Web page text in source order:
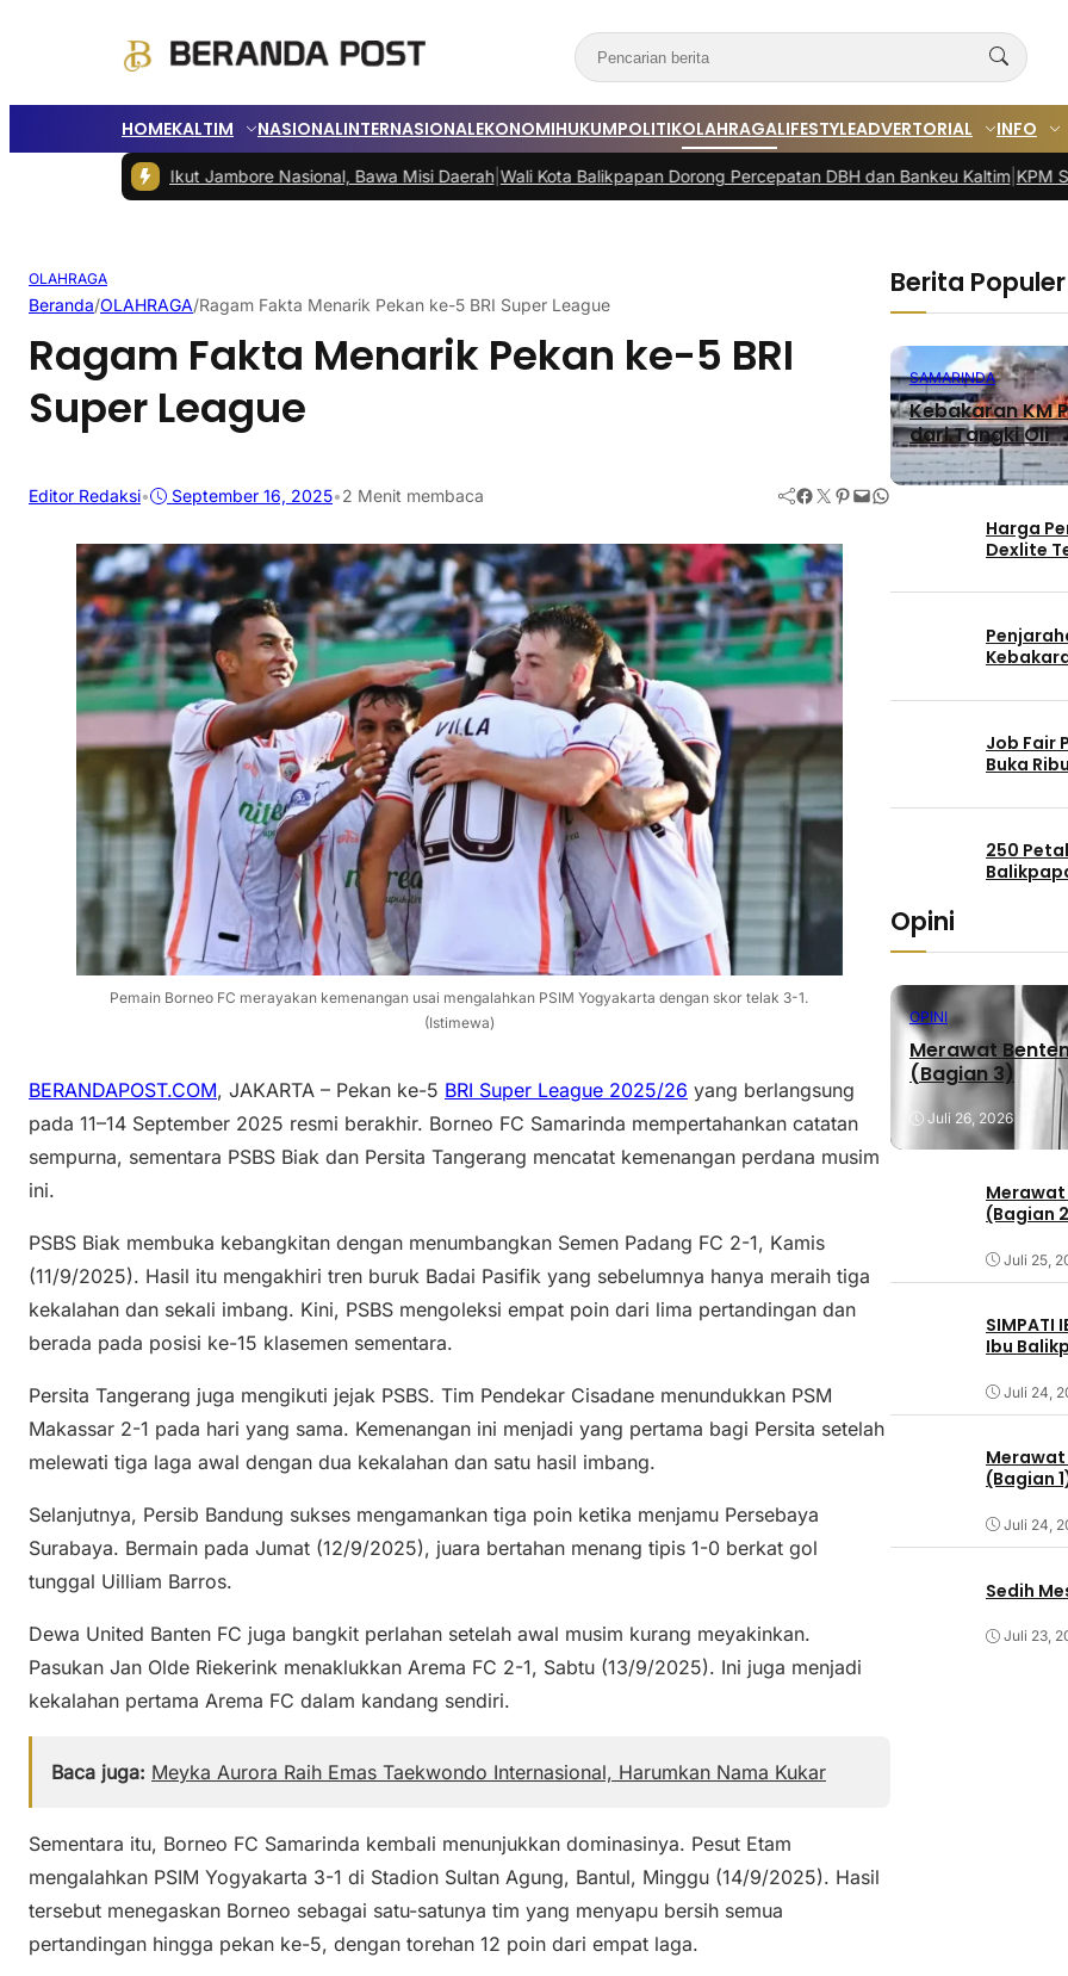
HOMEKALTIM NASIONALINTERNASIONALEKONOMIHUKUMPOLITIKOLAHRAGALIFESTYLEADVERTORIAL INFO
PPU Ikut Jambore Nasional, Bawa Misi Daerah|Wali Kota Balikpapan Dorong Percepatan DBH dan Bankeu Kaltim |KPM Samarinda
OLAHRAGA
Beranda/OLAHRAGA/Ragam Fakta Menarik Pekan ke-5 BRI Super League
Ragam Fakta Menarik Pekan ke-5 BRI
Super League
Editor Redaksi• September 16, 2025•2 Menit membaca Facebook Twitter Pinterest Mail WhatsApp
Pemain Borneo FC merayakan kemenangan usai mengalahkan PSIM Yogyakarta dengan skor telak 3-1.
(Istimewa)
BERANDAPOST.COM, JAKARTA – Pekan ke-5 BRI Super League 2025/26 yang berlangsung
pada 11–14 September 2025 resmi berakhir. Borneo FC Samarinda mempertahankan catatan
sempurna, sementara PSBS Biak dan Persita Tangerang mencatat kemenangan perdana musim
ini.
PSBS Biak membuka kebangkitan dengan menumbangkan Semen Padang FC 2-1, Kamis
(11/9/2025). Hasil itu mengakhiri tren buruk Badai Pasifik yang sebelumnya hanya meraih tiga
kekalahan dan sekali imbang. Kini, PSBS mengoleksi empat poin dari lima pertandingan dan
berada pada posisi ke-15 klasemen sementara.
Persita Tangerang juga mengikuti jejak PSBS. Tim Pendekar Cisadane menundukkan PSM
Makassar 2-1 pada hari yang sama. Kemenangan ini menjadi yang pertama bagi Persita setelah
melewati tiga laga awal dengan dua kekalahan dan satu hasil imbang.
Selanjutnya, Persib Bandung sukses mengamankan tiga poin ketika menjamu Persebaya
Surabaya. Bermain pada Jumat (12/9/2025), juara bertahan menang tipis 1-0 berkat gol
tunggal Uilliam Barros.
Dewa United Banten FC juga bangkit perlahan setelah awal musim kurang meyakinkan.
Pasukan Jan Olde Riekerink menaklukkan Arema FC 2-1, Sabtu (13/9/2025). Ini juga menjadi
kekalahan pertama Arema FC dalam kandang sendiri.
Baca juga: Meyka Aurora Raih Emas Taekwondo Internasional, Harumkan Nama Kukar
Sementara itu, Borneo FC Samarinda kembali menunjukkan dominasinya. Pesut Etam
mengalahkan PSIM Yogyakarta 3-1 di Stadion Sultan Agung, Bantul, Minggu (14/9/2025). Hasil
tersebut menegaskan Borneo sebagai satu-satunya tim yang menyapu bersih semua
pertandingan hingga pekan ke-5, dengan torehan 12 poin dari empat laga.
Berita Populer
SAMARINDA
Kebakaran KM
dari Tangki Oli
Harga
Dexlite
Job Fair
Buka
250
Opini
OPINI
Merawat
(Bagian 3)
Juli 26, 2026
Merawat
(Bagian
Juli 25,
SIMPATI
Ibu
Juli 24,
Merawat
(Bagian
Juli 24,
Sedih
Juli 23,